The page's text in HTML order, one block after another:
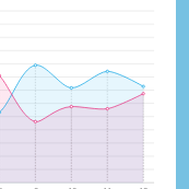
naših